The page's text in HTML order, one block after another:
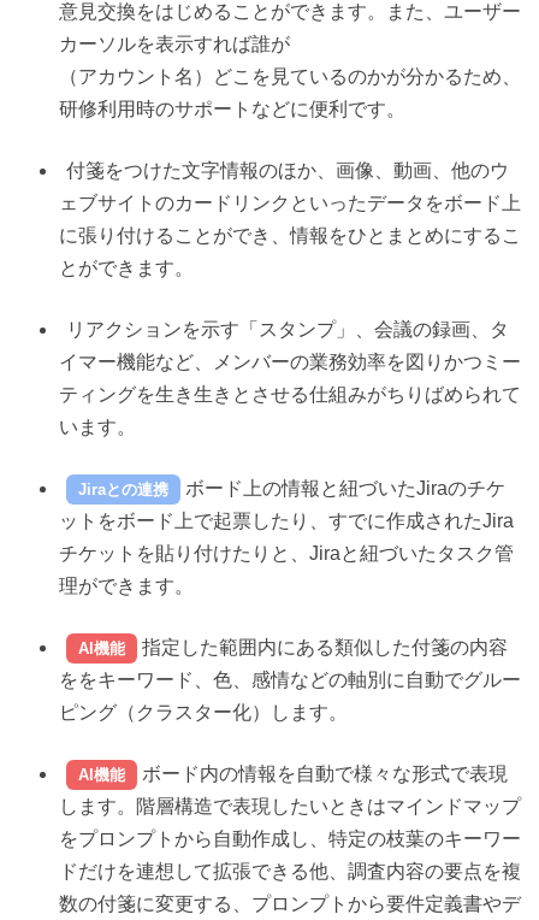
意見交換をはじめることができます。また、ユーザー
カーソルを表示すれば誰が
（アカウント名）どこを見ているのかが分かるため、
研修利用時のサポートなどに便利です。
付箋をつけた文字情報のほか、画像、動画、他のウ
ェブサイトのカードリンクといったデータをボード上
に張り付けることができ、情報をひとまとめにするこ
とができます。
リアクションを示す「スタンプ」、会議の録画、タ
イマー機能など、メンバーの業務効率を図りかつミー
ティングを生き生きとさせる仕組みがちりばめられて
います。
Jiraとの連携
ボード上の情報と紐づいたJiraのチケ
ットをボード上で起票したり、すでに作成されたJira
チケットを貼り付けたりと、Jiraと紐づいたタスク管
理ができます。
AI機能
指定した範囲内にある類似した付箋の内容
ををキーワード、色、感情などの軸別に自動でグルー
ピング（クラスター化）します。
AI機能
ボード内の情報を自動で様々な形式で表現
します。階層構造で表現したいときはマインドマップ
をプロンプトから自動作成し、特定の枝葉のキーワー
ドだけを連想して拡張できる他、調査内容の要点を複
数の付箋に変更する、プロンプトから要件定義書やデ